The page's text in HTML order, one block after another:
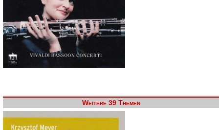
Weitere 39 Themen